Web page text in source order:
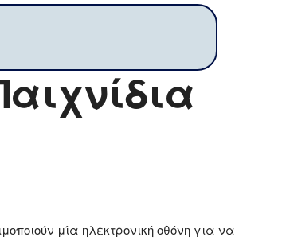
μία ηλεκτρονική οθόνη για να